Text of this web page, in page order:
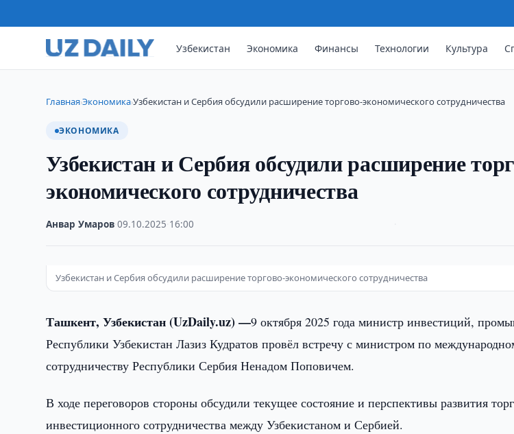
Узбекистан Экономика Финансы Технологии Культура
Главная›Экономика›Узбекистан и Сербия обсудили расширение торгово-экономического сотрудничества
ЭКОНОМИКА
Узбекистан и Сербия обсудили расширение
экономического сотрудничества
Анвар Умаров ·09.10.2025 16:00
Узбекистан и Сербия обсудили расширение торгово-экономического сотрудничества
Ташкент, Узбекистан (UzDaily.uz) —9 октября 2025 года министр инвестиций,
Республики Узбекистан Лазиз Кудратов провёл встречу с министром по
сотрудничеству Республики Сербия Ненадом Поповичем.
В ходе переговоров стороны обсудили текущее состояние и перспективы развития
инвестиционного сотрудничества между Узбекистаном и Сербией.